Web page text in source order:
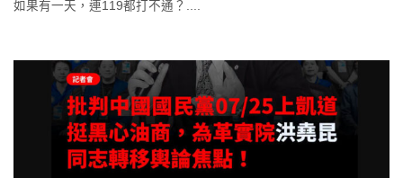
如果有一天，連119都打不通？....